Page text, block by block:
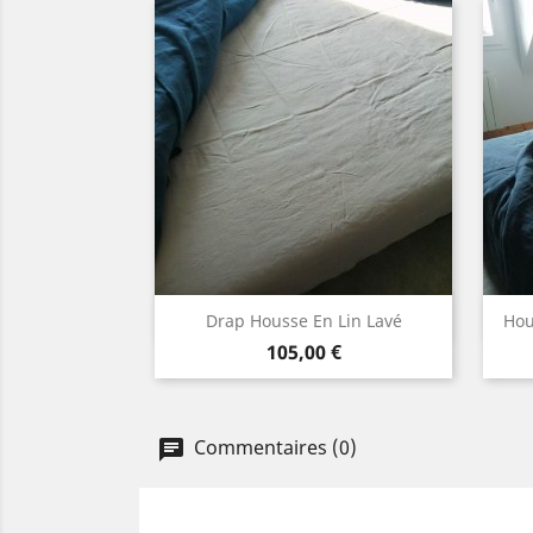
Drap Housse En Lin Lavé
Prix
105,00 €
Aperçu rapide
BlancLin
naturel
Gris
clairmoyen
Commentaires (0)